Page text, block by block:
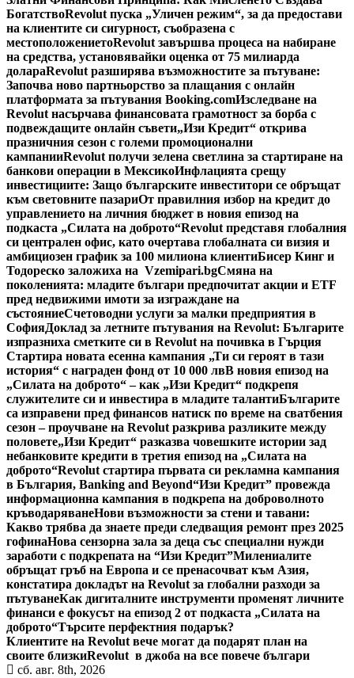
БогатствоRevolut пуска „Уличен режим“, за да предостави
на клиентите си сигурност, съобразена с
местоположениетоRevolut завършва процеса на набиране
на средства, установявайки оценка от 75 милиарда
долараRevolut разширява възможностите за пътуване:
Започва ново партньорство за плащания с онлайн
платформата за пътувания Booking.comИзследване на
Revolut насърчава финансовата грамотност за борба с
подвеждащите онлайн съвети„Изи Кредит“ открива
празничния сезон с големи промоционални
кампанииRevolut получи зелена светлина за стартиране на
банкови операции в МексикоИнфлацията срещу
инвестициите: Защо българските инвеститори се обръщат
към световните пазариОт правилния избор на кредит до
управлението на личния бюджет в новия епизод на
подкаста „Силата на доброто“Revolut представя глобалния
си централен офис, като очертава глобалната си визия и
амбициозен график за 100 милиона клиентиБисер Кинг и
Тодореско заложиха на Vzemipari.bgСмяна на
поколенията: младите българи предпочитат акции и ETF
пред недвижими имоти за изграждане на
състояниеСчетоводни услуги за малки предприятия в
СофияДоклад за летните пътувания на Revolut: Българите
изпразниха сметките си в Revolut на почивка в Гърция
Стартира новата есенна кампания „Ти си героят в тази
история“ с награден фонд от 10 000 лвВ новия епизод на
„Силата на доброто“ – как „Изи Кредит“ подкрепя
служителите си и инвестира в младите талантиБългарите
са изправени пред финансов натиск по време на сватбения
сезон – проучване на Revolut разкрива разликите между
половете„Изи Кредит“ разказва човешките истории зад
небанковите кредити в третия епизод на „Силата на
доброто“Revolut стартира първата си рекламна кампания
в България, Banking and Beyond“Изи Кредит” провежда
информационна кампания в подкрепа на доброволното
кръводаряванеНови възможности за стени и тавани:
Какво трябва да знаете преди следващия ремонт през 2025
гофинаНова сензорна зала за деца със специални нужди
заработи с подкрепата на “Изи Кредит”Милениалите
обръщат гръб на Европа и се пренасочват към Азия,
констатира докладът на Revolut за глобални разходи за
пътуванеКак дигиталните инструменти променят личните
финанси е фокусът на епизод 2 от подкаста „Силата на
доброто“Търсите перфектния подарък?
Клиентите на Revolut вече могат да подарят план на
своите близкиRevolut в джоба на все повече българи
сб. авг. 8th, 2026